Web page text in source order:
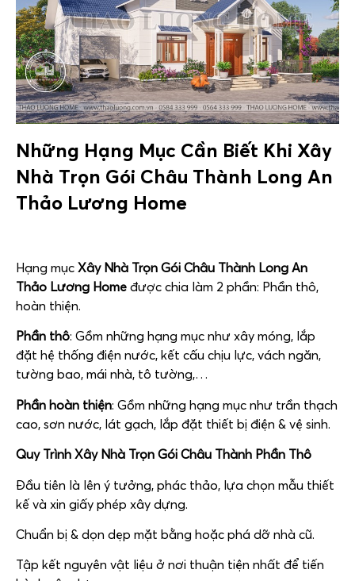
Những Hạng Mục Cần Biết Khi Xây
Nhà Trọn Gói Châu Thành Long An
Thảo Lương Home
Hạng mục Xây Nhà Trọn Gói Châu Thành Long An
Thảo Lương Home được chia làm 2 phần: Phần thô,
hoàn thiện.
Phần thô: Gồm những hạng mục như xây móng, lắp
đặt hệ thống điện nước, kết cấu chịu lực, vách ngăn,
tường bao, mái nhà, tô tường,…
Phần hoàn thiện: Gồm những hạng mục như trần thạch
cao, sơn nước, lát gạch, lắp đặt thiết bị điện & vệ sinh.
Quy Trình Xây Nhà Trọn Gói Châu Thành Phần Thô
Đầu tiên là lên ý tưởng, phác thảo, lựa chọn mẫu thiết
kế và xin giấy phép xây dựng.
Chuẩn bị & dọn dẹp mặt bằng hoặc phá dỡ nhà cũ.
Tập kết nguyên vật liệu ở nơi thuận tiện nhất để tiến